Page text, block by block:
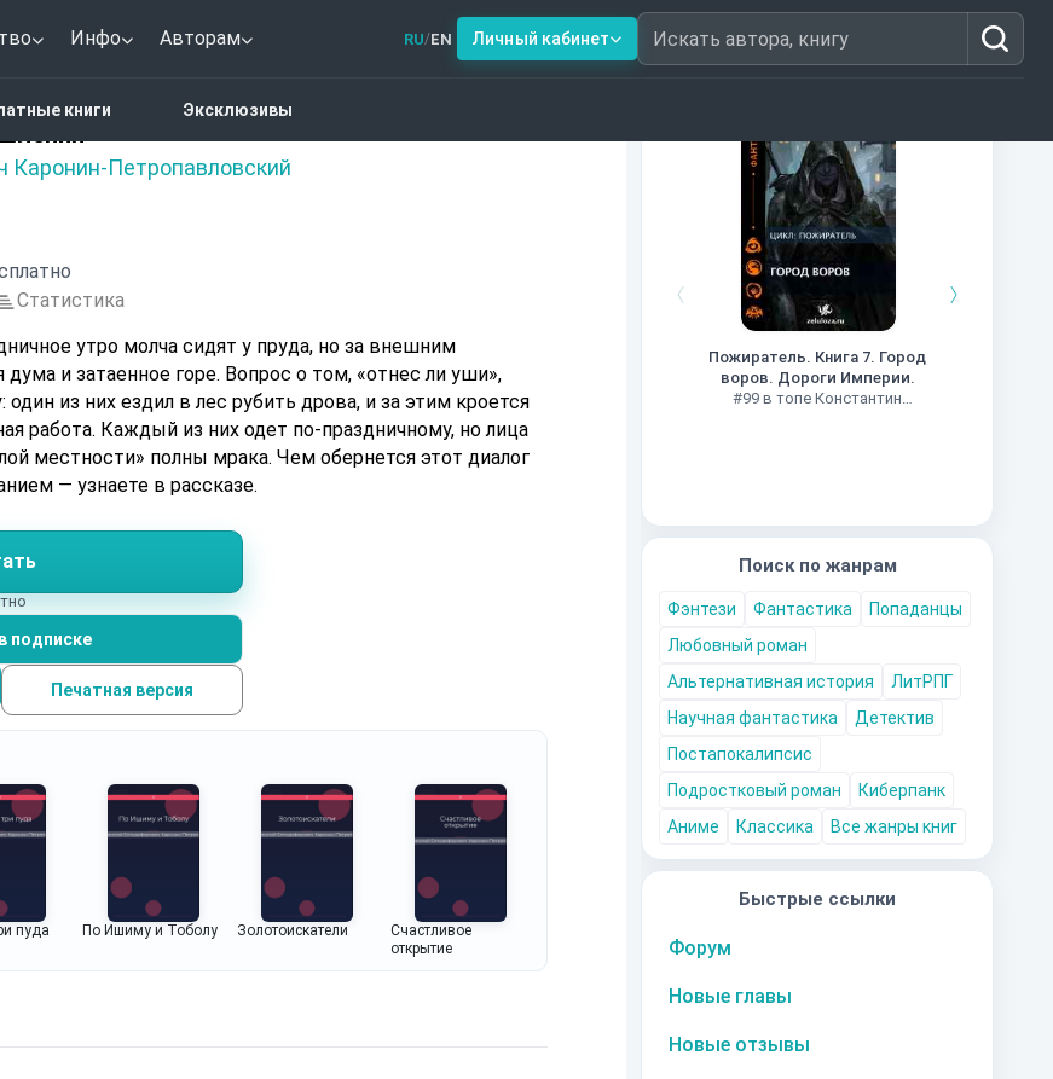
Инфо Авторам RU/EN Личный кабинет Искать автора, книгу
книги Эксклюзивы
Книги из топ-100
Пожиратель. Книга 7. Город
воров. Дороги Империи.
#99 в топе Константин
Поиск по жанрам
Фэнтези Фантастика
Попаданцы
Любовный роман
Альтернативная история
ЛитРПГ
Научная фантастика
Детектив
Постапокалипсис
Подростковый роман
Киберпанк
Аниме
Классика Все жанры книг
Быстрые ссылки
Форум
Новые главы
Новые отзывы
Каронин-Петропавловский
Статистика
утро молча сидят у пруда, но за внешним
и затаенное горе. Вопрос о том, «отнес ли уши»,
из них ездил в лес рубить дрова, и за этим кроется
работа. Каждый из них одет по-праздничному, но лица
местности» полны мрака. Чем обернется этот диалог
— узнаете в рассказе.
подписке
Печатная версия
пуда По Ишиму и Тоболу Золотоискатели
Счастливое
открытие